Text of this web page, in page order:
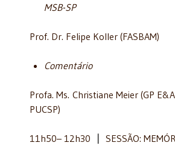
MSB-SP
Prof. Dr. Felipe Koller (FASBAM)
Comentário
Profa. Ms. Christiane Meier (GP
PUCSP)
11h50– 12h30 | SESSÃO: